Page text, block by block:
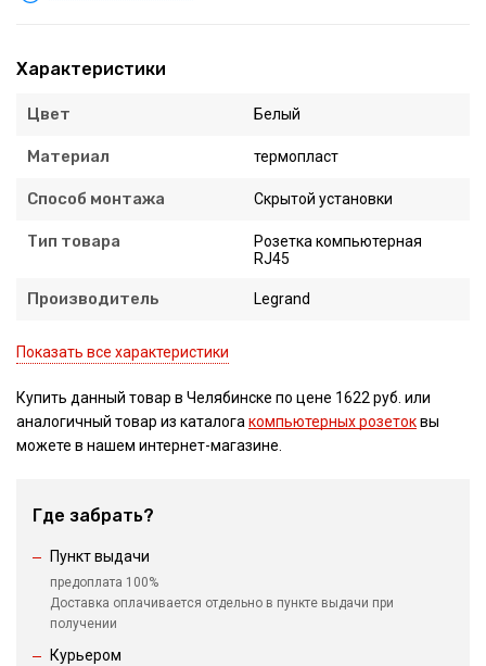
Характеристики
Цвет Белый
Материал термопласт
Способ монтажа Скрытой установки
Тип товара
Розетка компьютерная
RJ45
Производитель Legrand
Показать все характеристики
Купить данный товар в Челябинске по цене 1622 руб. или
аналогичный товар из каталогакомпьютерных розетоквы
можете в нашем интернет-магазине.
Где забрать?
Пункт выдачи
предоплата 100%
Доставка оплачивается отдельно в пункте выдачи при
получении
Курьером